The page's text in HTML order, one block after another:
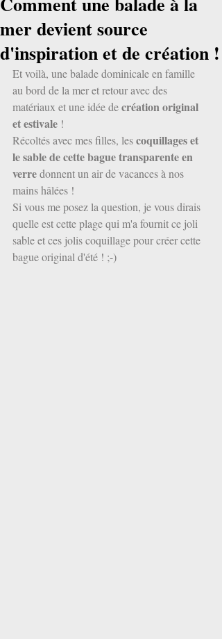
mer devient source
d'inspiration et de création !
Et voilà, une balade dominicale en famille
au bord de la mer et retour avec des
matériaux et une idée de création original
et estivale !
Récoltés avec mes filles, les coquillages et
le sable de cette bague transparente en
verre donnent un air de vacances à nos
mains hâlées !
Si vous me posez la question, je vous dirais
quelle est cette plage qui m'a fournit ce joli
sable et ces jolis coquillage pour créer cette
bague original d'été ! ;-)